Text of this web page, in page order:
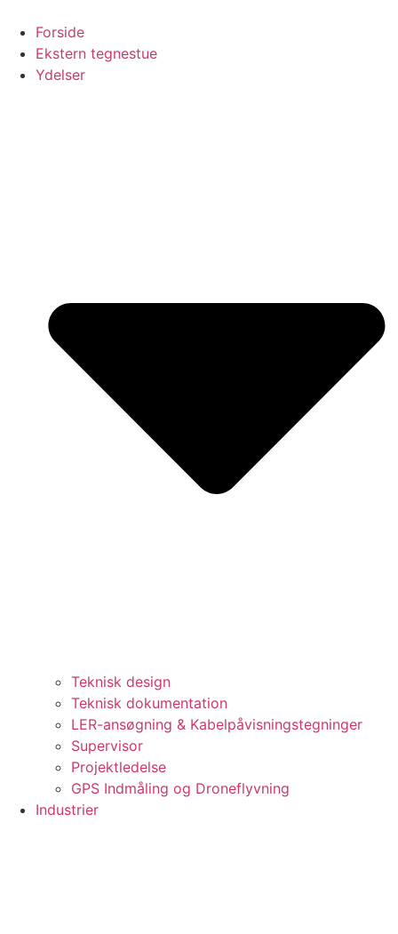
indhold
Forside
Ekstern tegnestue
Ydelser
Teknisk design
Teknisk dokumentation
LER-ansøgning & Kabelpåvisningstegninger
Supervisor
Projektledelse
GPS Indmåling og Droneflyvning
Industrier